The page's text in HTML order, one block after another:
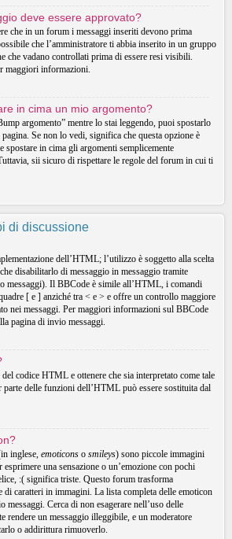
deve essere approvato?
che in un forum i messaggi inseriti devono prima
che l’amministratore ti abbia inserito in un gruppo
che vadano controllati prima di essere resi visibili.
maggiori informazioni.
in cima un mio argomento?
argomento” mentre lo stai leggendo, puoi spostarlo
Se non lo vedi, significa che questa opzione è
spostare in cima gli argomenti semplicemente
sii sicuro di rispettare le regole del forum in cui ti
di discussione
dell’HTML; l’utilizzo è soggetto alla scelta
disabilitarlo di messaggio in messaggio tramite
messaggi). Il BBCode è simile all’HTML, i comandi
[ e ] anziché tra < e > e offre un controllo maggiore
nei messaggi. Per maggiori informazioni sul BBCode
pagina di invio messaggi.
codice HTML e ottenere che sia interpretato come tale
delle funzioni dell’HTML può essere sostituita dal
inglese, emoticons o smileys) sono piccole immagini
esprimere una sensazione o un’emozione con pochi
:( significa triste. Questo forum trasforma
di caratteri in immagini. La lista completa delle emoticon
messaggi. Cerca di non esagerare nell’uso delle
rendere un messaggio illeggibile, e un moderatore
o addirittura rimuoverlo.